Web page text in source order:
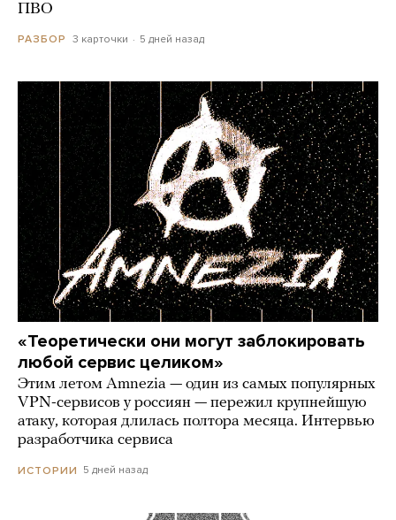
ПВО
РАЗБОР 3 карточки 5 дней назад
«Теоретически они могут заблокировать
любой сервис целиком»
Этим летом Amnezia — один из самых популярных
VPN-сервисов у россиян — пережил крупнейшую
атаку, которая длилась полтора месяца. Интервью
разработчика сервиса
ИСТОРИИ 5 дней назад